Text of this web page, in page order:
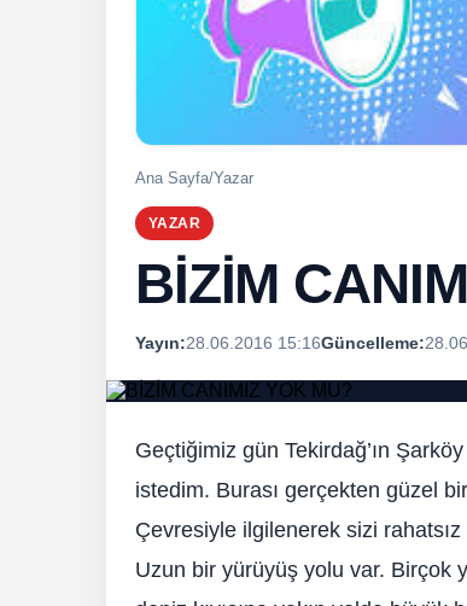
Ana Sayfa/Yazar
YAZAR
BİZİM
Yayın:28.06.2016 15:16Güncelleme:
Geçtiğimiz gün Tekirdağ’ın
istedim. Burası gerçekten güzel
Çevresiyle ilgilenerek sizi
Uzun bir yürüyüş yolu var. Birçok